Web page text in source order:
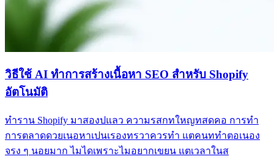
วิธีใช้ AI ทำการสร้างเนื้อหา SEO สำหรับ Shopify
อัตโนมัติ
ทำราน Shopify มาสองปแลว ความรสกทใหญทสดคอ การทำ
การตลาดดวยเนอหาเปนเรองทรวาควรทำ แตคนททำตอเนอง
จรง ๆ นอยมาก ไมไดเพราะไมอยากเขยน แตเวลาในส